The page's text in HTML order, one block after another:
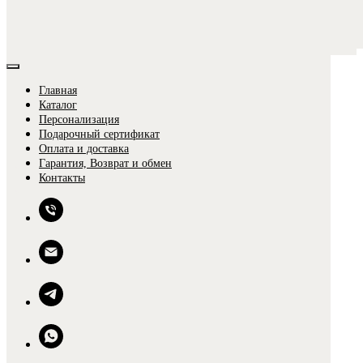
Главная
Каталог
Персонализация
Подарочный сертификат
Оплата и доставка
Гарантия, Возврат и обмен
Контакты